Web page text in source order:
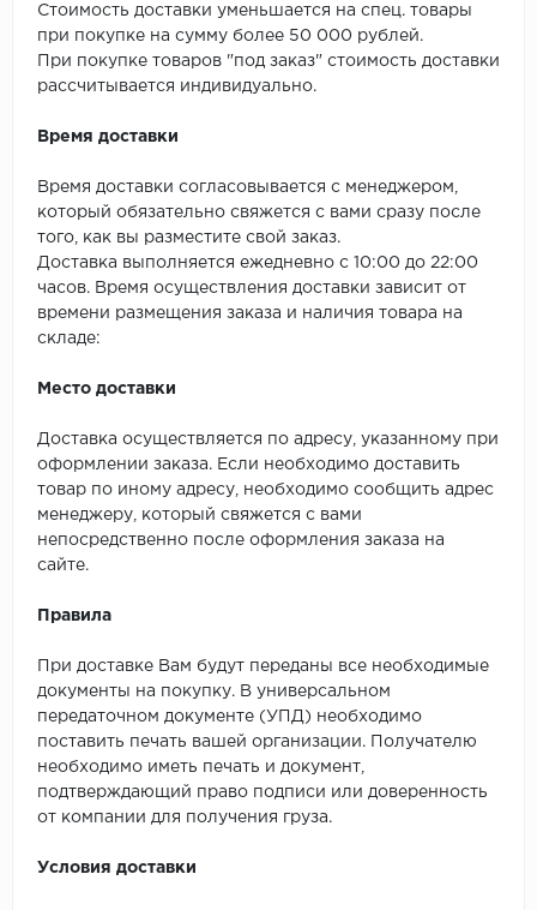
Wonderful Vinyl
Стоимость доставки уменьшается на спец. товары
при покупке на сумму более 50 000 рублей.
При покупке товаров "под заказ" стоимость доставки
рассчитывается индивидуально.
Время доставки
Время доставки согласовывается с менеджером,
который обязательно свяжется с вами сразу после
того, как вы разместите свой заказ.
Доставка выполняется ежедневно с 10:00 до 22:00
часов. Время осуществления доставки зависит от
времени размещения заказа и наличия товара на
складе:
Место доставки
Доставка осуществляется по адресу, указанному при
оформлении заказа. Если необходимо доставить
товар по иному адресу, необходимо сообщить адрес
менеджеру, который свяжется с вами
непосредственно после оформления заказа на
сайте.
Правила
При доставке Вам будут переданы все необходимые
документы на покупку. В универсальном
передаточном документе (УПД) необходимо
поставить печать вашей организации. Получателю
необходимо иметь печать и документ,
подтверждающий право подписи или доверенность
от компании для получения груза.
Условия доставки